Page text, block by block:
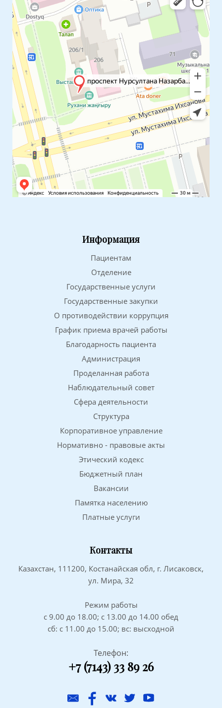
Информация
Пациентам
Отделение
Государственные услуги
Государственные закупки
О противодействии коррупция
График приема врачей работы
Благодарность пациента
Администрация
Проделанная работа
Наблюдательный совет
Сфера деятельности
Структура
Корпоративное управление
Нормативно - правовые акты
Этический кодекс
Бюджетный план
Вакансии
Памятка населению
Платные услуги
Контакты
Казахстан, 111200, Костанайская обл, г. Лисаковск,
ул. Мира, 32
Режим работы
с 9.00 до 18.00; с 13.00 до 14.00 обед
сб: с 11.00 до 15.00; вс: высходной
Телефон:
+7 (7143) 33 89 26